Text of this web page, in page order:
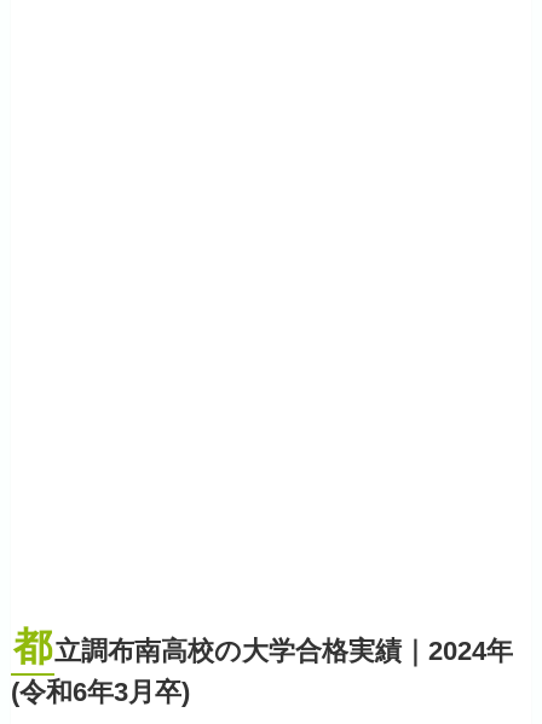
都立調布南高校の大学合格実績｜2024年
(令和6年3月卒)